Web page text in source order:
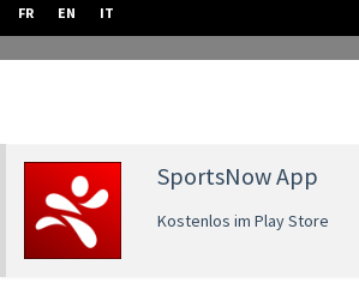
FR EN IT
SportsNow App
Kostenlos im Play Store